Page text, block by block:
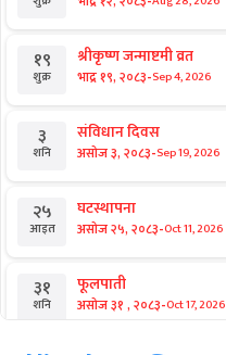
१९
शुक्र
श्रीकृष्ण जन्माष्टमी व्रत
भाद्र १९, २०८३-Sep 4, 2026
३
शनि
संविधान दिवस
असोज ३, २०८३-Sep 19, 2026
२५
आइत
घटस्थापना
असोज २५, २०८३-Oct 11, 2026
३१
शनि
फूलपाती
असोज ३१ , २०८३-Oct 17, 2026